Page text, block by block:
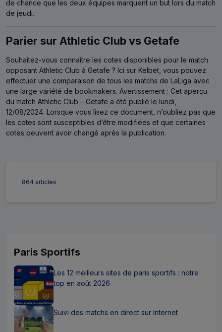
de chance que les deux équipes marquent un but lors du match
de jeudi.
Parier sur Athletic Club vs Getafe
Souhaitez-vous connaître les cotes disponibles pour le match
opposant Athletic Club à Getafe ? Ici sur Kelbet, vous pouvez
effectuer une comparaison de tous les matchs de LaLiga avec
une large variété de bookmakers. Avertissement : Cet aperçu
du match Athletic Club – Getafe a été publié le lundi,
12/08/2024. Lorsque vous lisez ce document, n’oubliez pas que
les cotes sont susceptibles d’être modifiées et que certaines
cotes peuvent avoir changé après la publication.
864 articles
Paris Sportifs
Les 12 meilleurs sites de paris sportifs : notre
top en août 2026
Suivi des matchs en direct sur Internet